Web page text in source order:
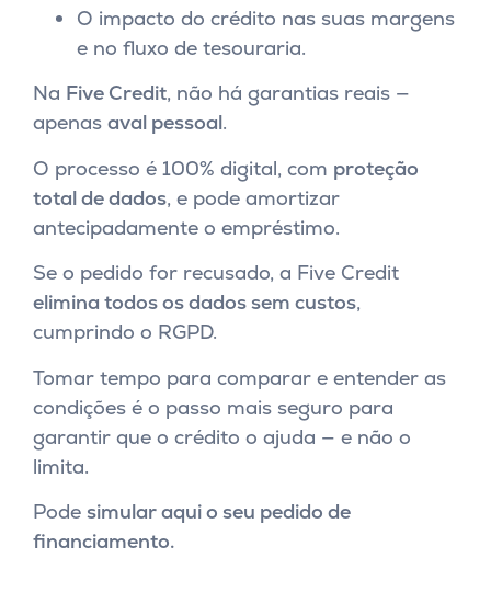
O impacto do crédito nas suas margens
e no fluxo de tesouraria.
Na Five Credit, não há garantias reais —
apenas aval pessoal.
O processo é 100% digital, com proteção
total de dados, e pode amortizar
antecipadamente o empréstimo.
Se o pedido for recusado, a Five Credit
elimina todos os dados sem custos,
cumprindo o RGPD.
Tomar tempo para comparar e entender as
condições é o passo mais seguro para
garantir que o crédito o ajuda — e não o
limita.
Pode simular aqui o seu pedido de
financiamento.